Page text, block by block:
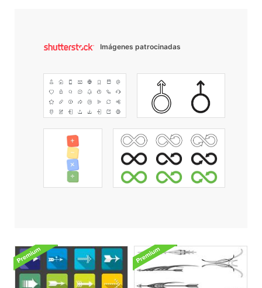
Imágenes patrocinadas